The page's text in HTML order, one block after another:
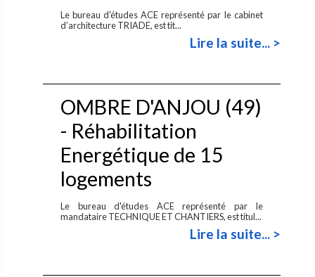
Le bureau d'études ACE représenté par le cabinet
d’architecture TRIADE, est tit...
Lire la suite... >
OMBRE D'ANJOU (49)
- Réhabilitation
Energétique de 15
logements
Le bureau d'études ACE représenté par le
mandataire TECHNIQUE ET CHANTIERS, est titul...
Lire la suite... >